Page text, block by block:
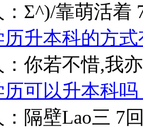
Σ^)/靠萌活着
历升本科的方
你若不惜,我
历可以升本科
隔壁Lao三 7